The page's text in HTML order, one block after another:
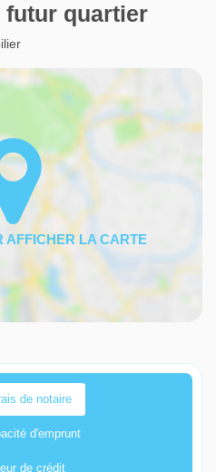
futur quartier
de notaire
d'emprunt
de crédit